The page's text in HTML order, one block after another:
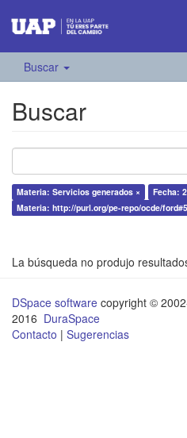
Buscar
Buscar
Materia: Servicios generados × Fecha:
Materia: http://purl.org/pe-repo/ocde/
La búsqueda no produjo
DSpace software copyright ©
2016 DuraSpace
Contacto | Sugerencias